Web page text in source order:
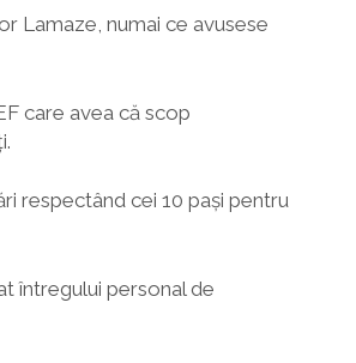
Lamaze, numai ce avusese
care avea că scop
respectând cei 10 pași pentru
întregului personal de